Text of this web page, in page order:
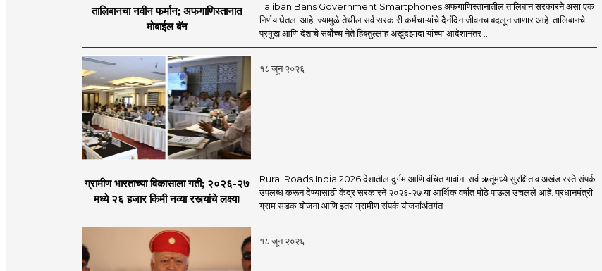
तालिबानचा नवीन फर्मान; अफगाणिस्तानात
मोबाईल बॅन
Taliban Bans Government Smartphones अफगाणिस्तानातील तालिबान सरकारने असा एक
निर्णय घेतला आहे, ज्यामुळे तेथील सर्व सरकारी कर्मचाऱ्यांचे दैनंदिन जीवनच बदलून जाणार आहे. तालिबानचे
प्रमुख आणि देशाचे सर्वोच्च नेते हिबतुल्लाह अखुंदझादा यांच्या आदेशानंतर ..
१८ जून २०२६
ग्रामीण भारताच्या विकासाला गती; २०२६-२७
मध्ये २६ हजार किमी नव्या रस्त्यांचे लक्ष्य!
Rural Roads India 2026 देशातील दुर्गम आणि वंचित गावांना सर्व ऋतूंमध्ये सुरक्षित व अखंड रस्ते संपर्क
उपलब्ध करून देण्यासाठी केंद्र सरकारने २०२६-२७ या आर्थिक वर्षात मोठे पाऊल उचलले आहे. प्रधानमंत्री
ग्राम सडक योजना आणि इतर ग्रामीण संपर्क योजनांअंतर्गत ..
१८ जून २०२६